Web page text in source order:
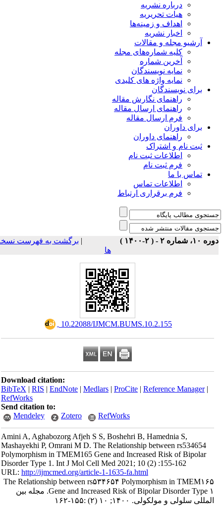
درباره نشریه
هیات تحریریه
اهداف و زمینه‌ها
اخبار نشریه
آرشیو مجله و مقالات
کلیه شماره‌های مجله
آخرین شماره
نمایه نویسندگان
نمایه واژه های کلیدی
برای نویسندگان
راهنمای نگارش مقاله
راهنمای ارسال مقاله
فرم ارسال مقاله
برای داوران
راهنمای داوران
ثبت نام و اشتراک
اطلاعات ثبت نام
فرم ثبت نام
تماس با ما
اطلاعات تماس
فرم برقراری ارتباط
شماره ۲ - ( ۲-۱۴۰۰ )
برگشت به فهرست نسخه
ها
‎ 10.22088/IJMCM.BUMS.10.2.155
Download citation:
BibTeX|RIS|EndNote|Medlars|ProCite|Reference Manager
RefWorks
Send citation to:
Mendeley
Zotero RefWorks
Amini A, Aghabozorg Afjeh S S, Boshehri B, Hamednia S,
Mashayekhi P, Omrani M D. The Relationship between rs534654
Polymorphism in TMEM165 Gene and Increased Risk of Bipolar
Disorder Type 1. Int J Mol Cell Med 2021; 10 (2) :155-162
URL:http://ijmcmed.org/article-1-1635-fa.html
The Relationship between rs۵۳۴۶۵۴ Polymorphism in TMEM۱۶۵
Gene and Increased Risk of Bipolar Disorder Type ۱. مجله بین
المللی سلولی و مولکولی. ۱۴۰۰; ۱۰ (۲) :۱۵۵-۱۶۲